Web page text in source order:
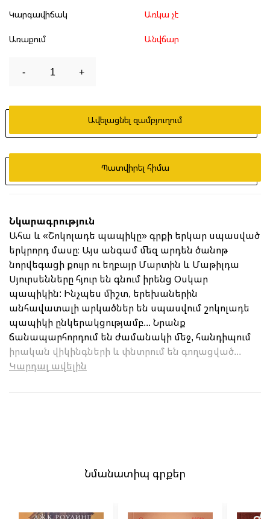
Կարգավիճակ Առկա չէ
Առաքում Անվճար
- 1 +
Ավելացնել զամբյուղում
Պատվիրել հիմա
Նկարագրություն
Ահա և «Շոկոլադե պապիկը» գրքի երկար սպասված
երկրորդ մասը։ Այս անգամ մեզ արդեն ծանոթ
նորվեգացի քույր ու եղբայր Մարտին և Մաթիլդա
Սյուրսենները հյուր են գնում իրենց Օսկար
պապիկին: Ինչպես միշտ, երեխաներին
անհավատալի արկածներ են սպասվում շոկոլադե
պապիկի ընկերակցությամբ... Նրանք
ճանապարհորդում են ժամանակի մեջ, հանդիպում
իրական վիկինգների և փնտրում են գողացված...
Կարդալ ավելին
Նմանատիպ գրքեր